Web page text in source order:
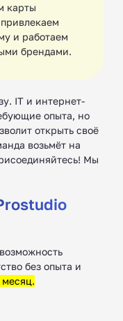
карты
и работаем
брендами.
IT и интернет-
опыта, но
открыть своё
возьмёт на
Мы
без опыта и